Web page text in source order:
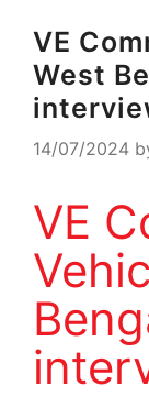
VE
West
14/07/2024
VE